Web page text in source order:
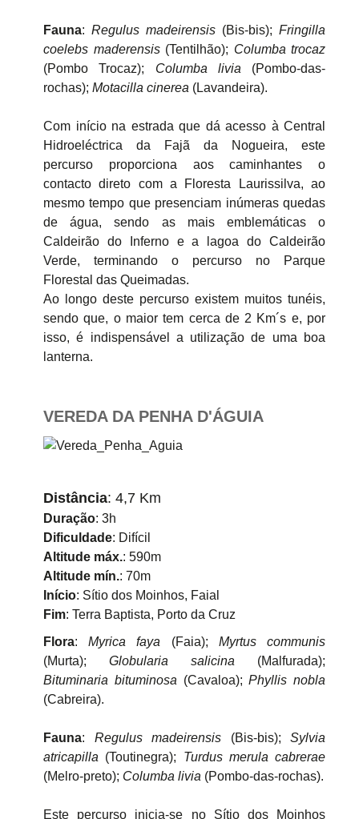
Fauna: Regulus madeirensis (Bis-bis); Fringilla
coelebs maderensis(Tentilhão); Columba trocaz
(Pombo Trocaz); Columba livia (Pombo-das-
rochas); Motacilla cinerea (Lavandeira).
Com início na estrada que dá acesso à Central
Hidroeléctrica da Fajã da Nogueira, este
percurso proporciona aos caminhantes o
contacto direto com a Floresta Laurissilva, ao
mesmo tempo que presenciam inúmeras quedas
de água, sendo as mais emblemáticas o
Caldeirão do Inferno e a lagoa do Caldeirão
Verde, terminando o percurso no Parque
Florestal das Queimadas.
Ao longo deste percurso existem muitos tunéis,
sendo que, o maior tem cerca de 2 Km´s e, por
isso, é indispensável a utilização de uma boa
lanterna.
VEREDA DA PENHA D'ÁGUIA
Distância: 4,7 Km
Duração: 3h
Dificuldade: Difícil
Altitude máx.: 590m
Altitude mín.: 70m
Início: Sítio dos Moinhos, Faial
Fim: Terra Baptista, Porto da Cruz
Flora:Myrica faya (Faia); Myrtus communis
(Murta); Globularia salicina (Malfurada);
Bituminaria bituminosa (Cavaloa);Phyllis nobla
(Cabreira).
Fauna: Regulus madeirensis (Bis-bis); Sylvia
atricapilla (Toutinegra); Turdus merula cabrerae
(Melro-preto); Columba livia (Pombo-das-rochas).
Este percurso inicia-se no Sítio dos Moinhos